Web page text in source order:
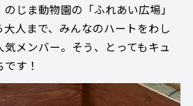
じま動物園の「ふれあい広場」
人まで、みんなのハートをわし
メンバー。そう、とってもキュ
す！